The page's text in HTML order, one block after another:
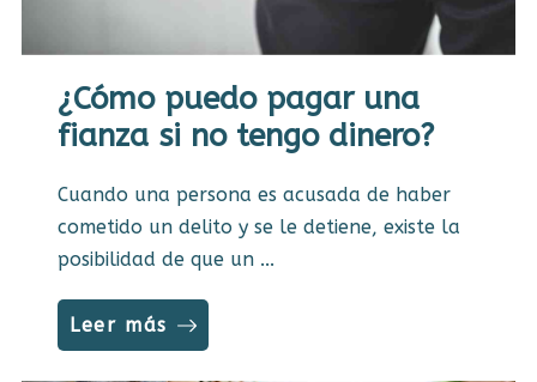
¿Cómo puedo pagar una
fianza si no tengo dinero?
Cuando una persona es acusada de haber
cometido un delito y se le detiene, existe la
posibilidad de que un ...
Leer más